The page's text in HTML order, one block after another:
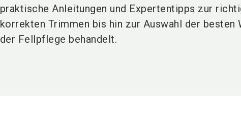
praktische Anleitungen und Expertentipps zur
korrekten Trimmen bis hin zur Auswahl der besten
der Fellpflege behandelt.